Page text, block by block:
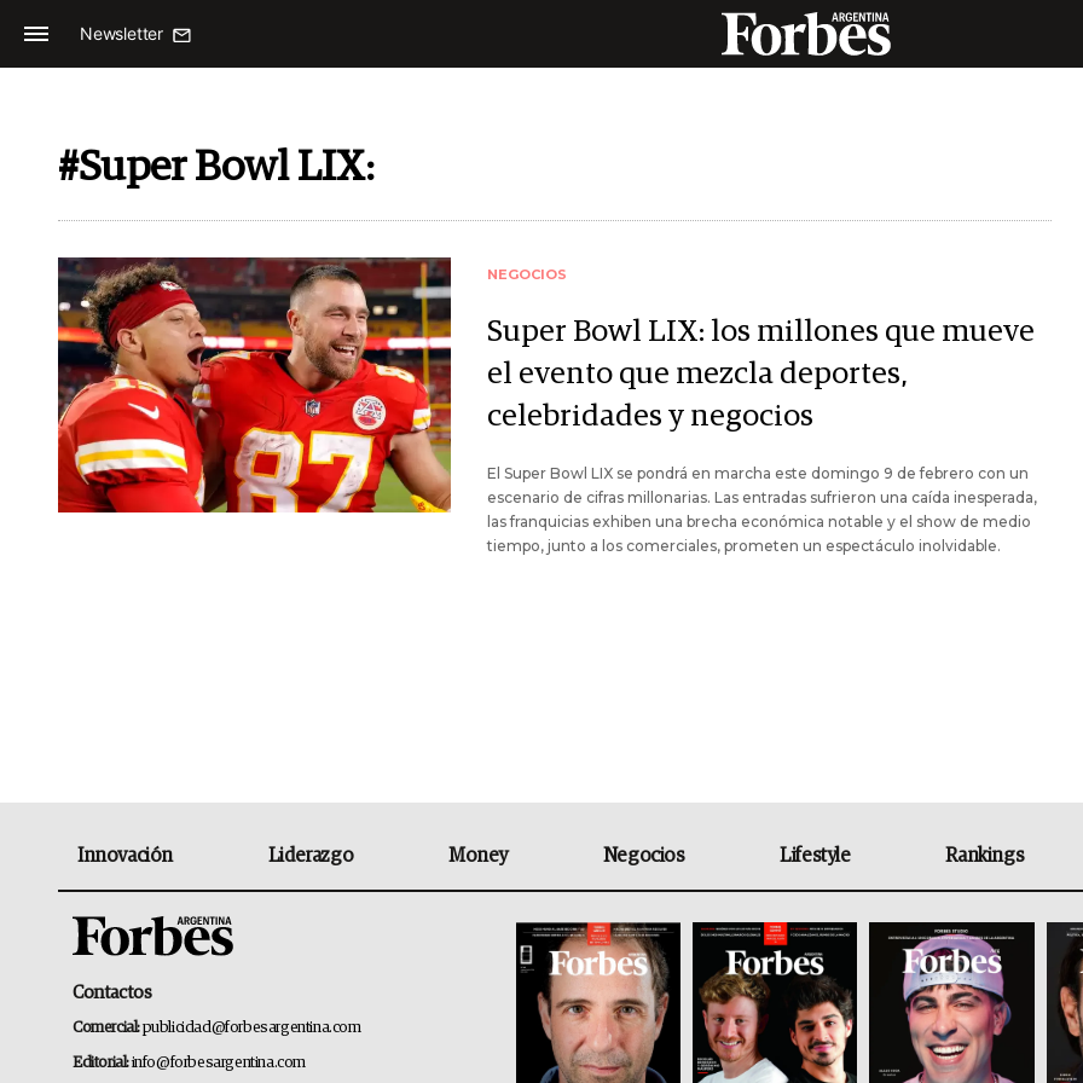
Newsletter
#Super Bowl LIX:
NEGOCIOS
Super Bowl LIX: los millones que mueve
el evento que mezcla deportes,
celebridades y negocios
El Super Bowl LIX se pondrá en marcha este domingo 9 de febrero con un
escenario de cifras millonarias. Las entradas sufrieron una caída inesperada,
las franquicias exhiben una brecha económica notable y el show de medio
tiempo, junto a los comerciales, prometen un espectáculo inolvidable.
Innovación Liderazgo Money Negocios Lifestyle Rankings
Contactos
Comercial:publicidad@forbesargentina.com
Editorial:info@forbesargentina.com